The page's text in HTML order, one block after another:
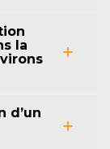
la
d’un